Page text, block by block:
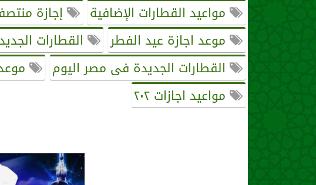
مواعيد القطارات الإضافية
إجازة
موعد اجازة عيد الفطر
القطارات
القطارات الجديدة فى مصر اليوم
مواعيد اجازات ٢٠٢